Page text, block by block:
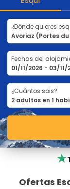
¿Dónde quieres
Fechas del
¿Cuántos sois?
Ofertas